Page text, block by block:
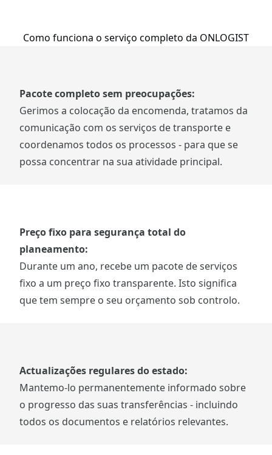
Como funciona o serviço completo da ONLOGIST
Pacote completo sem preocupações:
Gerimos a colocação da encomenda, tratamos da
comunicação com os serviços de transporte e
coordenamos todos os processos - para que se
possa concentrar na sua atividade principal.
Preço fixo para segurança total do
planeamento:
Durante um ano, recebe um pacote de serviços
fixo a um preço fixo transparente. Isto significa
que tem sempre o seu orçamento sob controlo.
Actualizações regulares do estado:
Mantemo-lo permanentemente informado sobre
o progresso das suas transferências - incluindo
todos os documentos e relatórios relevantes.